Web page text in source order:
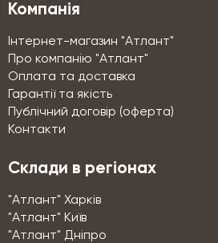
Компанія
Інтернет-магазин "Атлант"
Про компанію "Атлант"
Оплата та доставка
Гарантії та якість
Публічний договір (оферта)
Контакти
Склади в регіонах
"Атлант" Харків
"Атлант" Київ
"Атлант" Дніпро